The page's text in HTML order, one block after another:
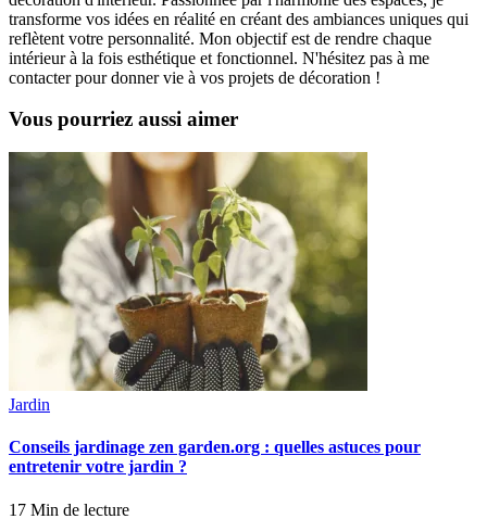
transforme vos idées en réalité en créant des ambiances uniques qui
reflètent votre personnalité. Mon objectif est de rendre chaque
intérieur à la fois esthétique et fonctionnel. N'hésitez pas à me
contacter pour donner vie à vos projets de décoration !
Vous pourriez aussi aimer
Jardin
Conseils jardinage zen garden.org : quelles astuces pour
entretenir votre jardin ?
17 Min de lecture